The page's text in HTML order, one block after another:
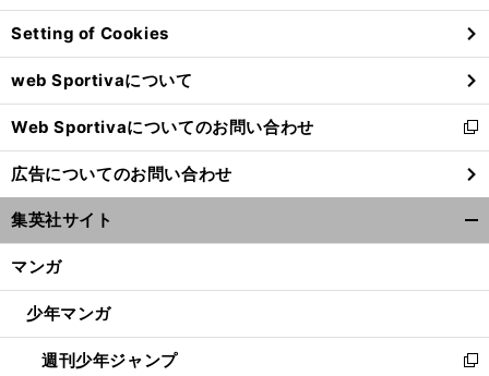
ン
ド
ウ
で
開
く
Setting of Cookies
web Sportivaについて
Web Sportivaについてのお問い合わせ
新
し
い
ウ
ィ
ン
ウ
開
く
広告についてのお問い合わせ
集英社サイト
マンガ
少年マンガ
週刊少年ジャンプ
新